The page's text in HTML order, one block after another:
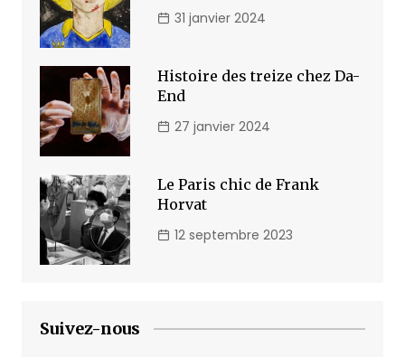
31 janvier 2024
Histoire des treize chez Da-
End
27 janvier 2024
Le Paris chic de Frank
Horvat
12 septembre 2023
Suivez-nous